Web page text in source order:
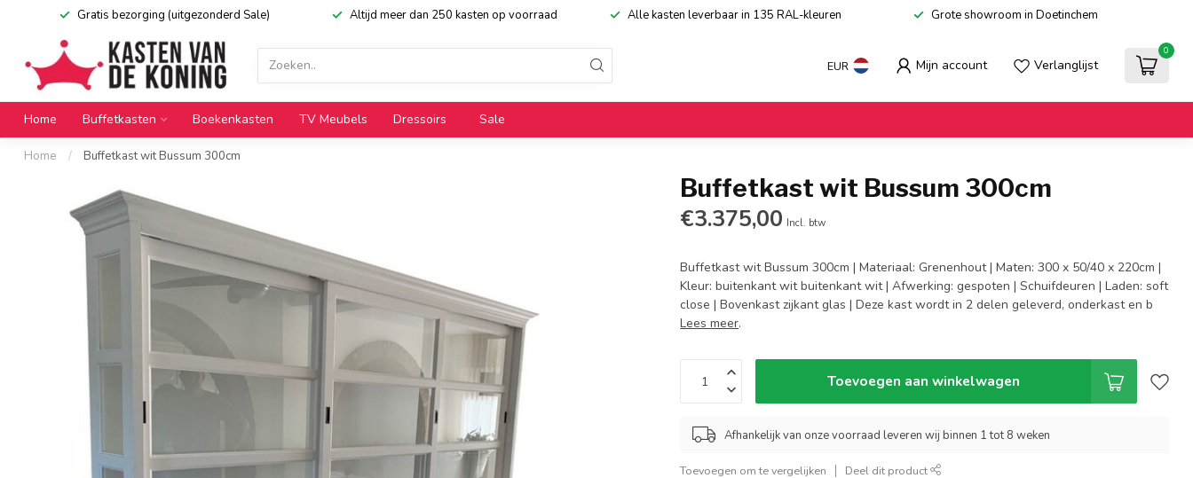
Gratis bezorging (uitgezonderd Sale) Altijd meer dan 250 kasten op voorraad Alle kasten leverbaar in 135 RAL-kleuren Grote showroom in Doetinchem
EUR Mijn account Verlanglijst
0
Home Buffetkasten Boekenkasten TV Meubels Dressoirs Sale
Home / Buffetkast wit Bussum 300cm
Buffetkast wit Bussum 300cm
€3.375,00 Incl. btw
Buffetkast wit Bussum 300cm | Materiaal: Grenenhout | Maten: 300 x 50/40 x 220cm |
Kleur: buitenkant wit buitenkant wit | Afwerking: gespoten | Schuifdeuren | Laden: soft
close | Bovenkast zijkant glas | Deze kast wordt in 2 delen geleverd, onderkast en b
Lees meer.
Toevoegen aan winkelwagen
Afhankelijk van onze voorraad leveren wij binnen 1 tot 8 weken
Toevoegen om te vergelijken Deel dit product